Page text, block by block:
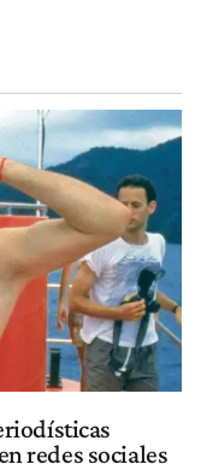
redes sociales